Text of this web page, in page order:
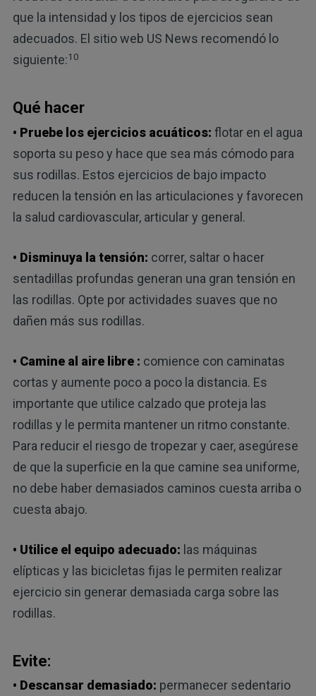
que la intensidad y los tipos de ejercicios sean
adecuados. El sitio web US News recomendó lo
siguiente:10
Qué hacer
• Pruebe los ejercicios acuáticos: flotar en el agua
soporta su peso y hace que sea más cómodo para
sus rodillas. Estos ejercicios de bajo impacto
reducen la tensión en las articulaciones y favorecen
la salud cardiovascular, articular y general.
• Disminuya la tensión: correr, saltar o hacer
sentadillas profundas generan una gran tensión en
las rodillas. Opte por actividades suaves que no
dañen más sus rodillas.
• Camine al aire libre: comience con caminatas
cortas y aumente poco a poco la distancia. Es
importante que utilice calzado que proteja las
rodillas y le permita mantener un ritmo constante.
Para reducir el riesgo de tropezar y caer, asegúrese
de que la superficie en la que camine sea uniforme,
no debe haber demasiados caminos cuesta arriba o
cuesta abajo.
• Utilice el equipo adecuado: las máquinas
elípticas y las bicicletas fijas le permiten realizar
ejercicio sin generar demasiada carga sobre las
rodillas.
Evite:
• Descansar demasiado: permanecer sedentario